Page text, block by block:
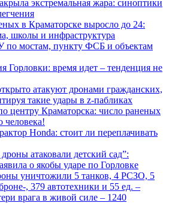
экстремальная жара: синоптики
в Краматорске выросло до 24:
школы и инфраструктура
по мостам, пункту ФСБ и объектам
Горловки: время идет – тенденция не
атакуют дронами гражданских,
такие удары в z-пабликах
центру Краматорска: число раненых
человека!
Honda: стоит ли переплачивать
атаковали детский сад”:
о якобы ударе по Горловке
уничтожили 5 танков, 4 РСЗО, 5
, 379 автотехники и 55 ед. –
врага в живой силе – 1240